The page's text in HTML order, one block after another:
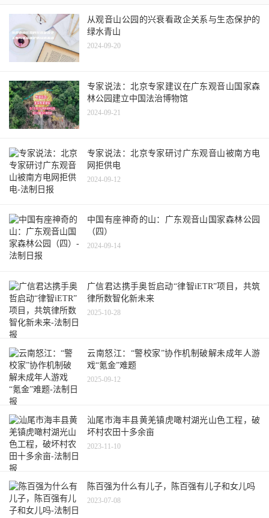
从观音山公园的兴衰看政企关系与生态保护的
绿水青山
2024-09-20
专家说法：北京专家建议在广东观音山国家森
林公园建立中国法治博物馆
2024-09-21
专家说法：北京专家研讨广东观音山被南方电
网拒供电
2024-09-12
中国有座神奇的山：广东观音山国家森林公园
（四）
2024-09-14
广信君达携手奥哲启动“律智iETR”项目，共筑
律所数智化新未来
2025-10-28
云南怒江：“警校家”协作机制破解未成年人游
戏“氪金”难题
2025-09-12
汕尾市海丰县黄羌镇虎噉村湖光山色工程，破
坏村农田十多余亩
2023-11-10
陈百强为什么有儿子，陈百强有儿子和女儿吗
2023-07-08